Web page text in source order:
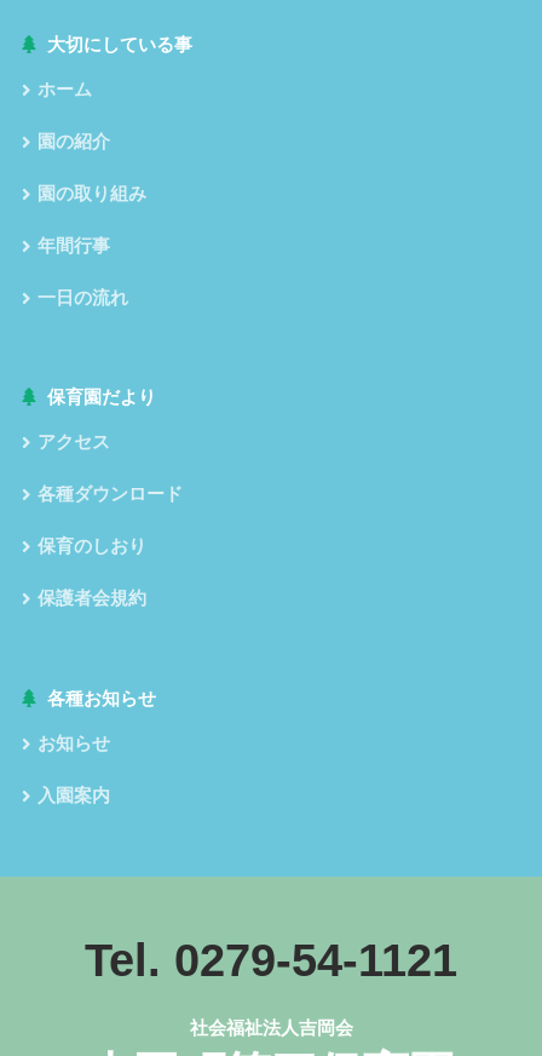
大切にしている事
ホーム
園の紹介
園の取り組み
年間行事
一日の流れ
保育園だより
アクセス
各種ダウンロード
保育のしおり
保護者会規約
各種お知らせ
お知らせ
入園案内
Tel. 0279-54-1121
社会福祉法人吉岡会